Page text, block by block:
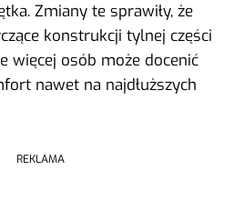
Zmiany te sprawiły, że
konstrukcji tylnej części
więcej osób może docenić
nawet na najdłuższych
REKLAMA